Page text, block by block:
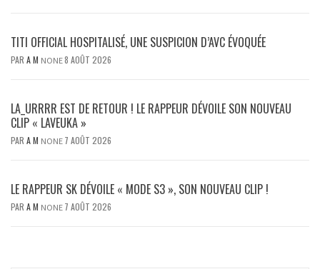
TITI OFFICIAL HOSPITALISÉ, UNE SUSPICION D’AVC ÉVOQUÉE
PAR A M NONE8 AOÛT 2026
LA_URRRR EST DE RETOUR ! LE RAPPEUR DÉVOILE SON NOUVEAU
CLIP « LAVEUKA »
PAR A M NONE 7 AOÛT 2026
LE RAPPEUR SK DÉVOILE « MODE S3 », SON NOUVEAU CLIP !
PAR A M NONE 7 AOÛT 2026